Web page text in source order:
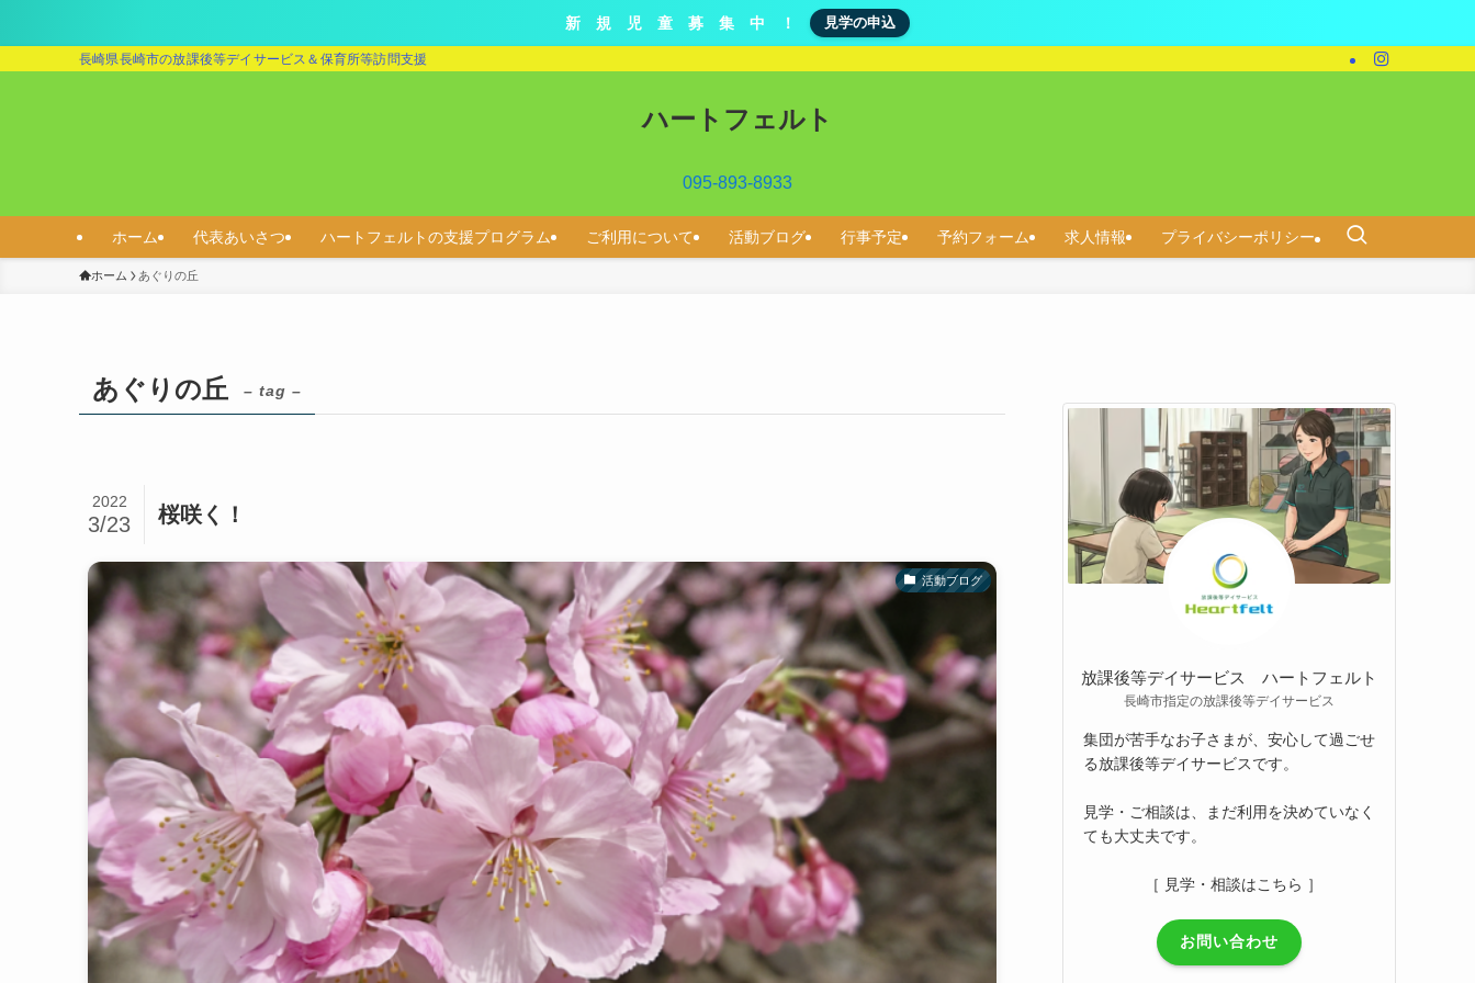
新 規 児 童 募 集 中 ！ 見学の申込
長崎県長崎市の放課後等デイサービス＆保育所等訪問支援
ハートフェルト
ホーム 代表あいさつ ハートフェルトの支援プログラム ご利用について 活動ブログ 行事予定 予約フォーム 求人情報 プライバシーポリシー
095-893-8933
ホーム あぐりの丘
あぐりの丘 – tag –
桜咲く！
2022
3/23
活動ブログ
放課後等デイサービス ハートフェルト
長崎市指定の放課後等デイサービス
集団が苦手なお子さまが、安心して過ごせ
る放課後等デイサービスです。
見学・ご相談は、まだ利用を決めていなく
ても大丈夫です。
［ 見学・相談はこちら ］
お問い合わせ